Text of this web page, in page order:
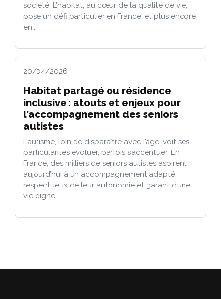
société. L’habitat, au cœur de la qualité de vie,
pose un défi particulier en France, et plus encore
en...
20/04/2026
Habitat partagé ou résidence
inclusive : atouts et enjeux pour
l’accompagnement des seniors
autistes
L’autisme, loin de disparaître avec l’âge, voit ses
particularités évoluer, parfois s’accentuer. En
France, des milliers de seniors autistes aspirent
aujourd’hui à un accompagnement adapté,
respectueux de leur autonomie et garant d’une
vie digne...